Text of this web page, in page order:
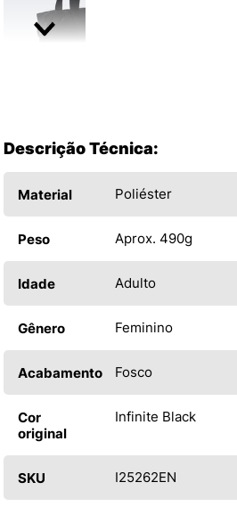
Descrição Técnica:
Material Poliéster
Peso Aprox. 490g
Idade Adulto
Gênero Feminino
Acabamento Fosco
Cor
original
Infinite Black
SKU I25262EN